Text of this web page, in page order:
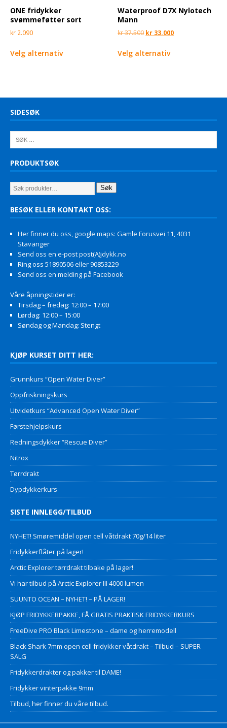
ONE fridykker
svømmeføtter sort
kr 2.090
Velg alternativ
Waterproof D7X Nylotech
Mann
kr37.500 kr 33.000
Velg alternativ
SIDESØK
PRODUKTSØK
Søk
BESØK ELLER KONTAKT OSS:
Her finner du oss, google maps: Gamle Forusvei 11, 4031
Stavanger
Send oss en e-post post(A)jdykk.no
Ring oss 51890506 eller 90853229
Send oss en melding på Facebook
Våre åpningstider er:
Tirsdag – fredag: 12:00 – 17:00
Lørdag: 12:00 – 15:00
Søndag og Mandag: Stengt
KJØP KURSET DITT HER:
Grunnkurs “Open Water Diver”
Oppfriskningskurs
Utvidetkurs “Advanced Open Water Diver”
Førstehjelpskurs
Redningsdykker “Rescue Diver”
Nitrox
Tørrdrakt
Dypdykkerkurs
SISTE INNLEGG/TILBUD
NYHET! Smøremiddel open cell våtdrakt 70g/14 liter
Fridykkerflåter på lager!
Arctic Explorer tørrdrakt tilbake på lager!
Vi har tilbud på Arctic Explorer III 4000 lumen
SUUNTO OCEAN – NYHET! – PÅ LAGER!
KJØP FRIDYKKERPAKKE, FÅ GRATIS PRAKTISK FRIDYKKERKURS
FreeDive PRO Black Limestone – dame og herremodell
Black Shark 7mm open cell fridykker våtdrakt – Tilbud – SUPER
SALG
Fridykkerdrakter og pakker til DAME!
Fridykker vinterpakke 9mm
Tilbud, her finner du våre tilbud.